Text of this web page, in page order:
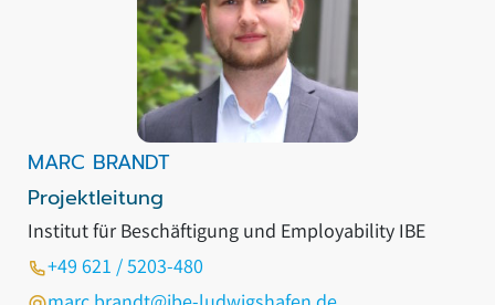
MARC BRANDT
Projektleitung
Institut für Beschäftigung und Employability IBE
+49 621 / 5203-480